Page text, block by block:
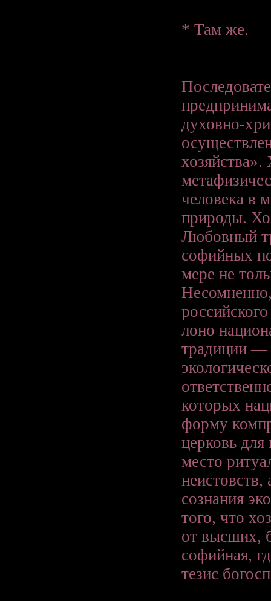
* Там же.
духовно-
человека в
природы.
Любовный
софийных
мере не
лоно
традиции —
которых
форму
церковь
место
неистовств,
сознания
того, что
от высших,
софийная,
тезис